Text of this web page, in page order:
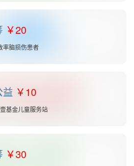
20
率脑损伤患者
益 10
基金儿童服务站
30